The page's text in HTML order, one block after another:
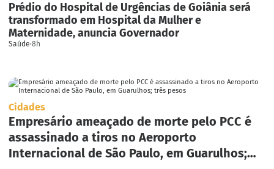
Prédio do Hospital de Urgências de Goiânia será
transformado em Hospital da Mulher e
Maternidade, anuncia Governador
Saúde·8h
Cidades
Empresário ameaçado de morte pelo PCC é
assassinado a tiros no Aeroporto
Internacional de São Paulo, em Guarulhos;